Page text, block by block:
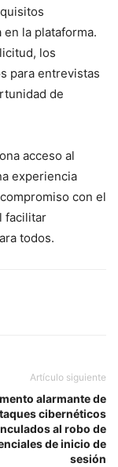
la plataforma.
los
para entrevistas
de
acceso al
experiencia
con el
facilitar
todos.
Artículo siguiente
alarmante de
cibernéticos
al robo de
de inicio de
sesión